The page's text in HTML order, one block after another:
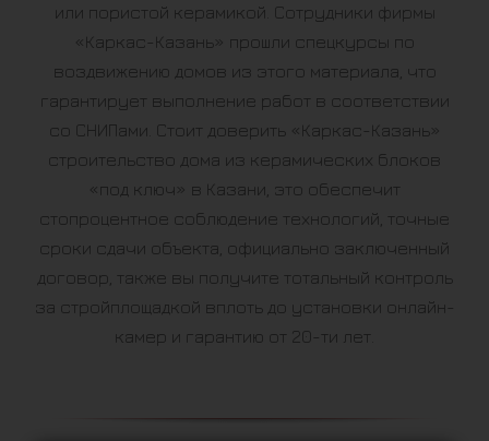
или пористой керамикой. Сотрудники фирмы
«Каркас-Казань» прошли спецкурсы по
воздвижению домов из этого материала, что
гарантирует выполнение работ в соответствии
со СНИПами. Стоит доверить «Каркас-Казань»
строительство дома из керамических блоков
«под ключ» в Казани, это обеспечит
стопроцентное соблюдение технологий, точные
сроки сдачи объекта, официально заключенный
договор, также вы получите тотальный контроль
за стройплощадкой вплоть до установки онлайн-
камер и гарантию от 20-ти лет.